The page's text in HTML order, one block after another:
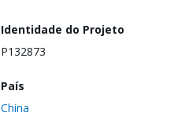
Identidade do Projeto
P132873
País
China